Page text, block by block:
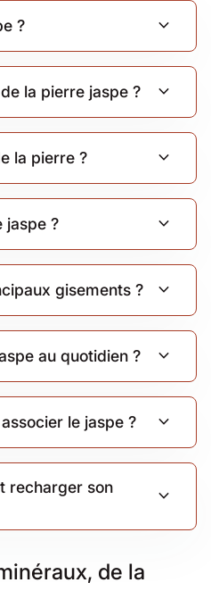
? expand_more
la pierre jaspe ? expand_more
la pierre ? expand_more
jaspe ? expand_more
gisements ? expand_more
au quotidien ? expand_more
le jaspe ? expand_more
recharger son
expand_more
de la